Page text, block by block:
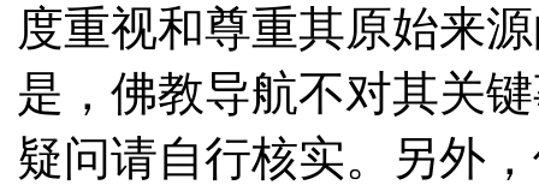
度重视和尊重其原始来
是，佛教导航不对其关
疑问请自行核实。另外